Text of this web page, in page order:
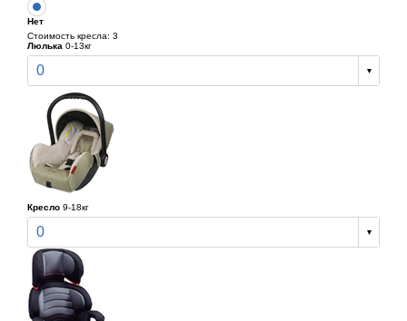
Нет
Стоимость кресла: 3
Люлька 0-13кг
0
Кресло 9-18кг
0